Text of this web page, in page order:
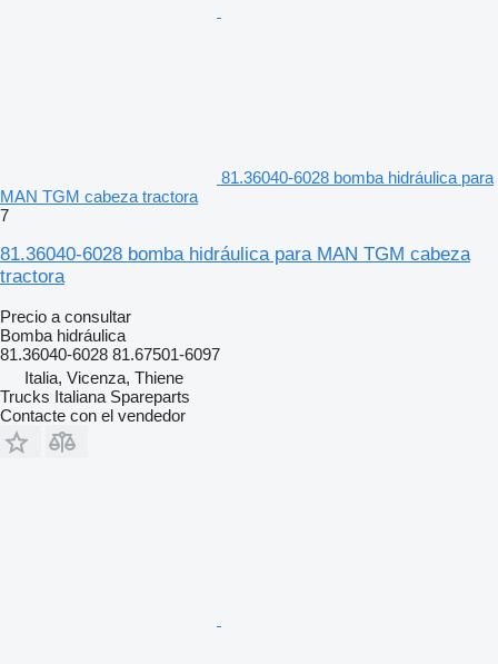
81.36040-6028 bomba hidráulica para
MAN TGM cabeza tractora
7
81.36040-6028 bomba hidráulica para MAN TGM cabeza
tractora
Precio a consultar
Bomba hidráulica
81.36040-6028 81.67501-6097
Italia, Vicenza, Thiene
Trucks Italiana Spareparts
Contacte con el vendedor